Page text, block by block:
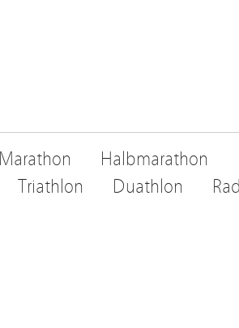
Marathon Halbmarathon
Triathlon Duathlon